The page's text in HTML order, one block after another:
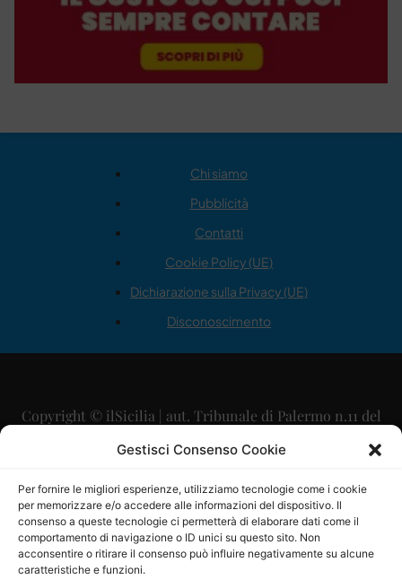
Gestisci Consenso Cookie
Per fornire le migliori esperienze, utilizziamo tecnologie come i cookie
per memorizzare e/o accedere alle informazioni del dispositivo. Il
consenso a queste tecnologie ci permetterà di elaborare dati come il
comportamento di navigazione o ID unici su questo sito. Non
acconsentire o ritirare il consenso può influire negativamente su alcune
caratteristiche e funzioni.
Chi siamo
Pubblicità
Contatti
Cookie Policy (UE)
Dichiarazione sulla Privacy (UE)
Disconoscimento
Copyright © ilSicilia | aut. Tribunale di Palermo n.11 del
29/09/2015
Direttore Editoriale: Maurizio Scaglione
Direttore Responsabile: Maria Calabrese